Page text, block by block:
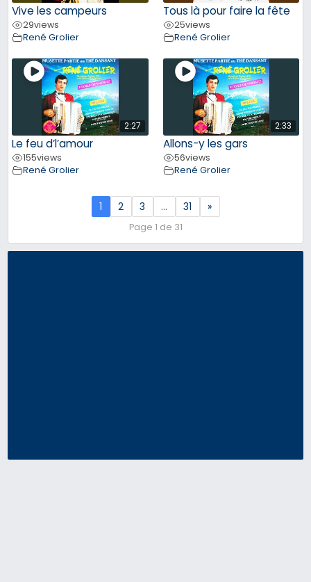
Vive les campeurs
29views
René Grolier
Tous là pour faire la fête
25views
René Grolier
2:27
Le feu d’l’amour
155views
René Grolier
2:33
Allons-y les gars
56views
René Grolier
1 2 3 … 31 »
Page 1 de 31